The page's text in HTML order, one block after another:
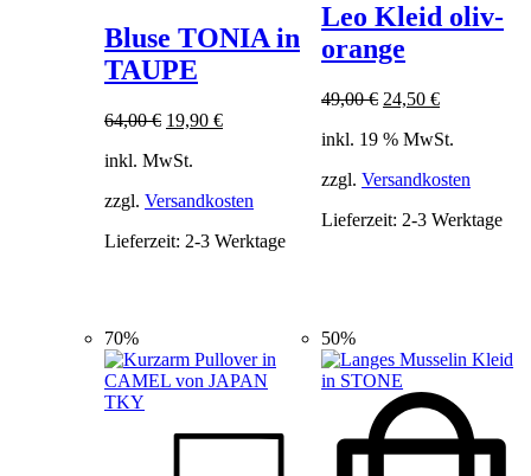
weist
mehrere
Optionen
Produktseite
gewählt
Bluse TONIA in
TAUPE
64,00€ Ursprünglicher
war:
19,90 €Aktueller
inkl. MwSt.
zzgl. Versandkosten
Lieferzeit: 2-3 Werktage
Leo Kleid oliv-
orange
49,00€ Ursprünglicher
war:
24,50€Aktueller
ist:
inkl. 19 % MwSt.
zzgl.Versandkosten
Lieferzeit: 2-3 Werktage
70% 50%